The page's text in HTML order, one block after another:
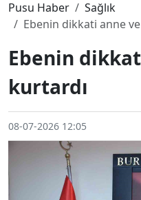
Pusu Haber
Sağlık
Ebenin dikkati anne
Ebenin
kurtardı
08-07-2026 12:05